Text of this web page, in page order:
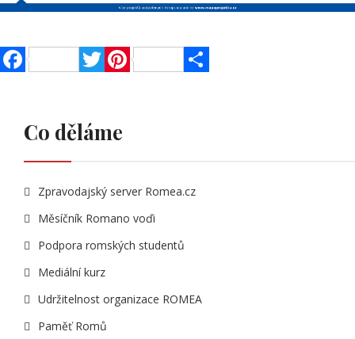
Co děláme
Zpravodajský server Romea.cz
Měsíčník Romano voďi
Podpora romských studentů
Mediální kurz
Udržitelnost organizace ROMEA
Paměť Romů